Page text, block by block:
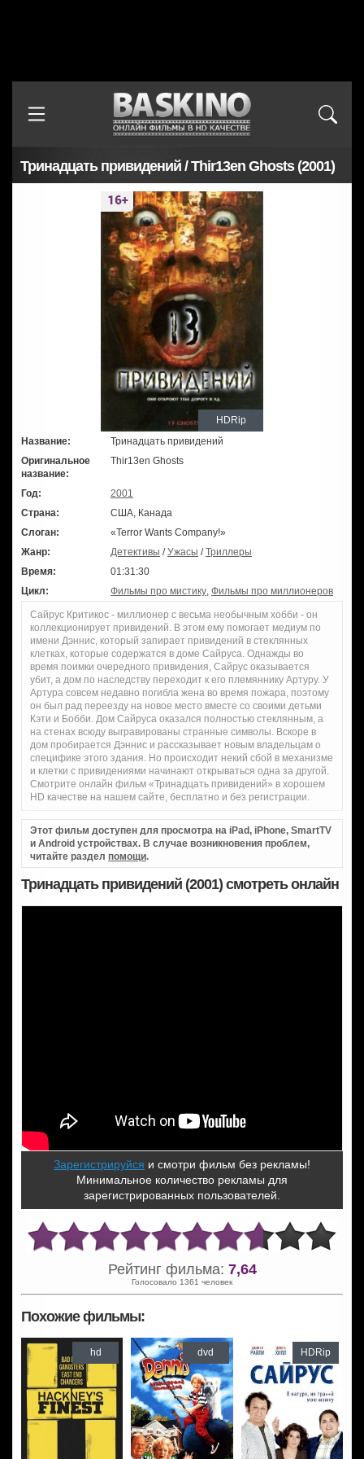
Тринадцать привидений / Thir13en Ghosts (2001)
HDRip
Название:
Тринадцать привидений
Оригинальное
название:
Thir13en Ghosts
Год:
2001
Страна:
США, Канада
Слоган:
«Terror Wants Company!»
Жанр:
Детективы /Ужасы /Триллеры
Время:
01:31:30
Цикл:
Фильмы про мистику Фильмы про миллионеров
Сайрус Критикос - миллионер с весьма необычным хобби - он
коллекционирует привидений. В этом ему помогает медиум по
имени Дэннис, который запирает привидений в стеклянных
клетках, которые содержатся в доме Сайруса. Однажды во
время поимки очередного привидения, Сайрус оказывается
убит, а дом по наследству переходит к его племяннику Артуру. У
Артура совсем недавно погибла жена во время пожара, поэтому
он был рад переезду на новое место вместе со своими детьми
Кэти и Бобби. Дом Сайруса оказался полностью стеклянным, а
на стенах всюду выгравированы странные символы. Вскоре в
дом пробирается Дэннис и рассказывает новым владельцам о
специфике этого здания. Но происходит некий сбой в механизме
и клетки с привидениями начинают открываться одна за другой.
Смотрите онлайн фильм «Тринадцать привидений» в хорошем
HD качестве на нашем сайте, бесплатно и без регистрации.
Этот фильм доступен для просмотра на iPad, iPhone, SmartTV
и Android устройствах. В случае возникновения проблем,
читайте раздел помощи.
Тринадцать привидений (2001) смотреть онлайн
Зарегистрируйся и смотри фильм без рекламы!
Минимальное количество рекламы для
зарегистрированных пользователей.
Рейтинг фильма: 7,64
Голосовало 1361 человек
Похожие фильмы:
hd dvd HDRip